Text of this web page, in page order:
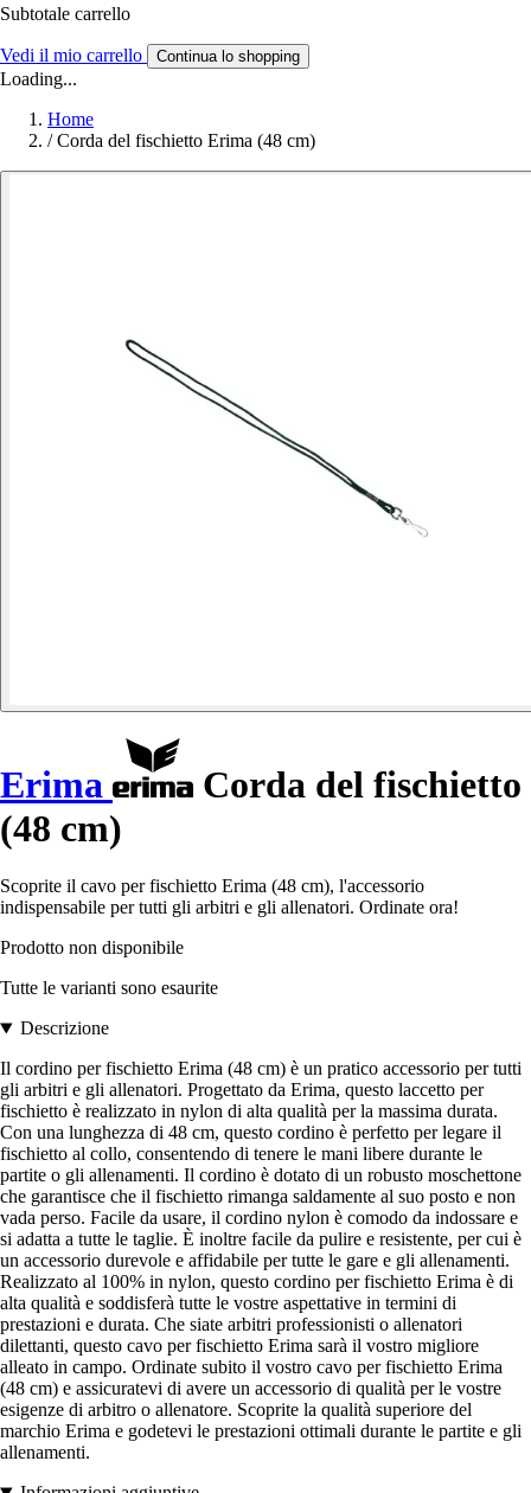
Subtotale carrello
Vedi il mio carrello Continua lo shopping
Loading...
Home
/ Corda del fischietto Erima (48 cm)
Erima
Corda del fischietto
(48 cm)
Scoprite il cavo per fischietto Erima (48 cm), l'accessorio
indispensabile per tutti gli arbitri e gli allenatori. Ordinate ora!
Prodotto non disponibile
Tutte le varianti sono esaurite
Descrizione
Il cordino per fischietto Erima (48 cm) è un pratico accessorio per tutti
gli arbitri e gli allenatori. Progettato da Erima, questo laccetto per
fischietto è realizzato in nylon di alta qualità per la massima durata.
Con una lunghezza di 48 cm, questo cordino è perfetto per legare il
fischietto al collo, consentendo di tenere le mani libere durante le
partite o gli allenamenti. Il cordino è dotato di un robusto moschettone
che garantisce che il fischietto rimanga saldamente al suo posto e non
vada perso. Facile da usare, il cordino nylon è comodo da indossare e
si adatta a tutte le taglie. È inoltre facile da pulire e resistente, per cui è
un accessorio durevole e affidabile per tutte le gare e gli allenamenti.
Realizzato al 100% in nylon, questo cordino per fischietto Erima è di
alta qualità e soddisferà tutte le vostre aspettative in termini di
prestazioni e durata. Che siate arbitri professionisti o allenatori
dilettanti, questo cavo per fischietto Erima sarà il vostro migliore
alleato in campo. Ordinate subito il vostro cavo per fischietto Erima
(48 cm) e assicuratevi di avere un accessorio di qualità per le vostre
esigenze di arbitro o allenatore. Scoprite la qualità superiore del
marchio Erima e godetevi le prestazioni ottimali durante le partite e gli
allenamenti.